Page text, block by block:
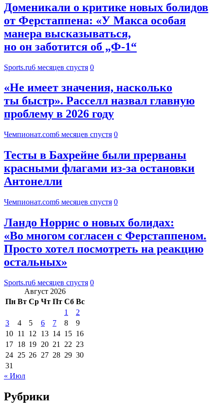
Доменикали о критике новых болидов
от Ферстаппена: «У Макса особая
манера высказываться,
но он заботится об „Ф-1“
Sports.ru6 месяцев спустя 0
«Не имеет значения, насколько
ты быстр». Расселл назвал главную
проблему в 2026 году
Чемпионат.com6 месяцев спустя 0
Тесты в Бахрейне были прерваны
красными флагами из-за остановки
Антонелли
Чемпионат.com6 месяцев спустя 0
Ландо Норрис о новых болидах:
«Во многом согласен с Ферстаппеном.
Просто хотел посмотреть на реакцию
остальных»
Sports.ru6 месяцев спустя 0
Август 2026
Пн Вт Ср Чт Пт Сб Вс
1
2
3
4 5 6 7 8
9
10 11 12 13 14 15 16
17 18 19 20 21 22 23
24 25 26 27 28 29 30
31
« Июл
Рубрики